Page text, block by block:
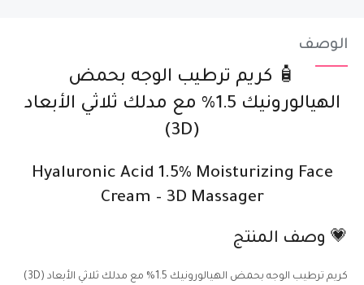
الوصف
🧴 كريم ترطيب الوجه بحمض
الهيالورونيك 1.5% مع مدلك ثلاثي الأبعاد
(3D)
Hyaluronic Acid 1.5% Moisturizing Face
Cream – 3D Massager
💗 وصف المنتج
كريم ترطيب الوجه بحمض الهيالورونيك 1.5% مع مدلك ثلاثي الأبعاد (3D)